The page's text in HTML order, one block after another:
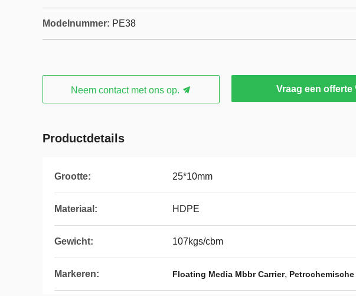
Modelnummer: PE38
Neem contact met ons op. Vraag een offerte
Productdetails
Grootte: 25*10mm
Materiaal: HDPE
Gewicht: 107kgs/cbm
Markeren: Floating Media Mbbr Carrier,